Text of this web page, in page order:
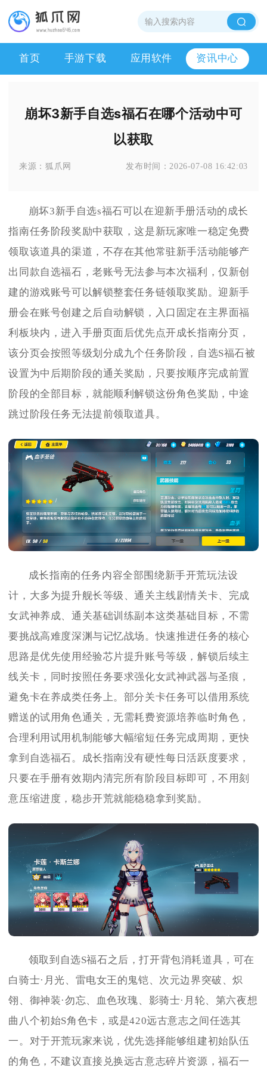
首页 手游下载 应用软件 资讯中心
崩坏3新手自选s福石在哪个活动中可
以获取
来源：狐爪网 发布时间：2026-07-08 16:42:03
崩坏3新手自选s福石可以在迎新手册活动的成长
指南任务阶段奖励中获取，这是新玩家唯一稳定免费
领取该道具的渠道，不存在其他常驻新手活动能够产
出同款自选福石，老账号无法参与本次福利，仅新创
建的游戏账号可以解锁整套任务链领取奖励。迎新手
册会在账号创建之后自动解锁，入口固定在主界面福
利板块内，进入手册页面后优先点开成长指南分页，
该分页会按照等级划分成九个任务阶段，自选S福石被
设置为中后期阶段的通关奖励，只要按顺序完成前置
阶段的全部目标，就能顺利解锁这份角色奖励，中途
跳过阶段任务无法提前领取道具。
成长指南的任务内容全部围绕新手开荒玩法设
计，大多为提升舰长等级、通关主线剧情关卡、完成
女武神养成、通关基础训练副本这类基础目标，不需
要挑战高难度深渊与记忆战场。快速推进任务的核心
思路是优先使用经验芯片提升账号等级，解锁后续主
线关卡，同时按照任务要求强化女武神武器与圣痕，
避免卡在养成类任务上。部分关卡任务可以借用系统
赠送的试用角色通关，无需耗费资源培养临时角色，
合理利用试用机制能够大幅缩短任务完成周期，更快
拿到自选福石。成长指南没有硬性每日活跃度要求，
只要在手册有效期内清完所有阶段目标即可，不用刻
意压缩进度，稳步开荒就能稳稳拿到奖励。
领取到自选S福石之后，打开背包消耗道具，可在
白骑士·月光、雷电女王的鬼铠、次元边界突破、炽
翎、御神装·勿忘、血色玫瑰、影骑士·月轮、第六夜想
曲八个初始S角色卡，或是420远古意志之间任选其
一。对于开荒玩家来说，优先选择能够组建初始队伍
的角色，不建议直接兑换远古意志碎片资源，福石一